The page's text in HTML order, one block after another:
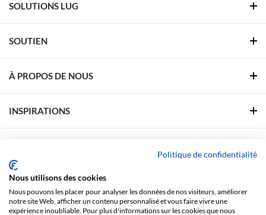
SOLUTIONS LUG
SOUTIEN
À PROPOS DE NOUS
INSPIRATIONS
FacebookLinkedinYouTubePinterest
Politique de confidentialité
Nous utilisons des cookies
Nous pouvons les placer pour analyser les données de nos visiteurs, améliorer
notre site Web, afficher un contenu personnalisé et vous faire vivre une
expérience inoubliable. Pour plus d'informations sur les cookies que nous